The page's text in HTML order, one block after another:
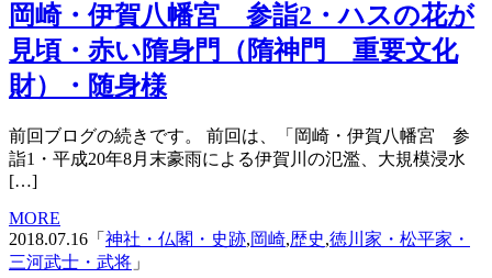
岡崎・伊賀八幡宮 参詣2・ハスの花が
見頃・赤い隋身門（隋神門 重要文化
財）・随身様
前回ブログの続きです。 前回は、「岡崎・伊賀八幡宮 参
詣1・平成20年8月末豪雨による伊賀川の氾濫、大規模浸水
[…]
MORE
2018.07.16「 神社・仏閣・史跡,岡崎,歴史,徳川家・松平家・
三河武士・武将 」